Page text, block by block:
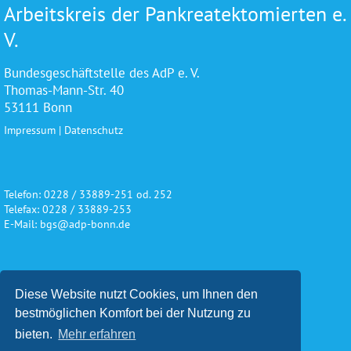
Diese Website nutzt Cookies, um Ihnen den
bestmöglichen Komfort bei der Nutzung zu
bieten. Mehr erfahren
Arbeitskreis der Pankreatektomierten e.
V.
Bundesgeschäftstelle des AdP e. V.
Thomas-Mann-Str. 40
53111 Bonn
Impressum | Datenschutz
Telefon: 0228 / 33889-251 od. 252
Telefax: 0228 / 33889-253
E-Mail: bgs@adp-bonn.de
Wir danken für die freundliche
Unterstützung und Förderung